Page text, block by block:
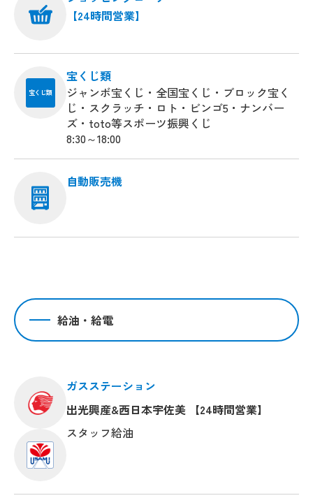
【24時間営業】
宝くじ類
宝くじ類
ジャンボ宝くじ・全国宝くじ・ブロック宝く
じ・スクラッチ・ロト・ビンゴ5・ナンバー
ズ・toto等スポーツ振興くじ
8:30～18:00
自動販売機
給油・給電
ガスステーション
出光興産&西日本宇佐美 【24時間営業】
スタッフ給油